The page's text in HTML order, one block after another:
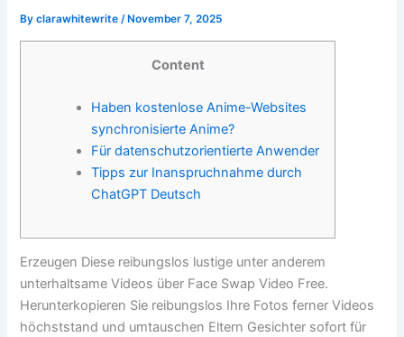
Byclarawhitewrite/ November 7, 2025
Content
Haben kostenlose Anime-Websites
synchronisierte Anime?
Für datenschutzorientierte Anwender
Tipps zur Inanspruchnahme durch
ChatGPT Deutsch
Erzeugen Diese reibungslos lustige unter anderem
unterhaltsame Videos über Face Swap Video Free.
Herunterkopieren Sie reibungslos Ihre Fotos ferner Videos
höchststand und umtauschen Eltern Gesichter sofort für